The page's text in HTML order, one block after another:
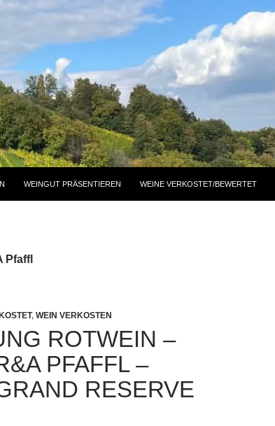
WEINGUT PRÄSENTIEREN WEINE VERKOSTET/BEWERTET
Pfaffl
, WEIN VERKOSTEN
ROTWEIN –
PFAFFL –
RESERVE